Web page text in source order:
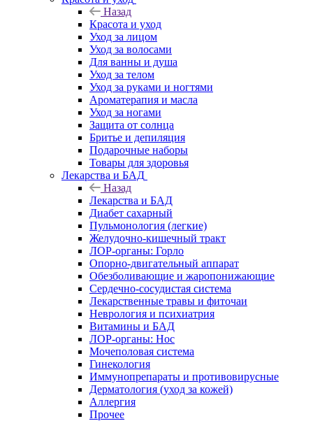
Назад
Красота и уход
Уход за лицом
Уход за волосами
Для ванны и душа
Уход за телом
Уход за руками и ногтями
Ароматерапия и масла
Уход за ногами
Защита от солнца
Бритье и депиляция
Подарочные наборы
Товары для здоровья
Лекарства и БАД
Назад
Лекарства и БАД
Диабет сахарный
Пульмонология (легкие)
Желудочно-кишечный тракт
ЛОР-органы: Горло
Опорно-двигательный аппарат
Обезболивающие и жаропонижающие
Сердечно-сосудистая система
Лекарственные травы и фиточаи
Неврология и психиатрия
Витамины и БАД
ЛОР-органы: Нос
Мочеполовая система
Гинекология
Иммунопрепараты и противовирусные
Дерматология (уход за кожей)
Аллергия
Прочее